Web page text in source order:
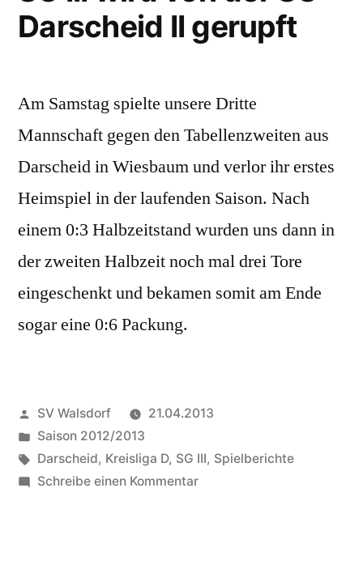
Darscheid II gerupft
Am Samstag spielte unsere Dritte
Mannschaft gegen den Tabellenzweiten aus
Darscheid in Wiesbaum und verlor ihr erstes
Heimspiel in der laufenden Saison. Nach
einem 0:3 Halbzeitstand wurden uns dann in
der zweiten Halbzeit noch mal drei Tore
eingeschenkt und bekamen somit am Ende
sogar eine 0:6 Packung.
Veröffentlicht
von
SV Walsdorf
21.04.2013
Veröffentlicht
in
Saison 2012/2013
Schlagwörter:
Darscheid, Kreisliga D, SG III, Spielberichte
Schreibe einen Kommentarzu